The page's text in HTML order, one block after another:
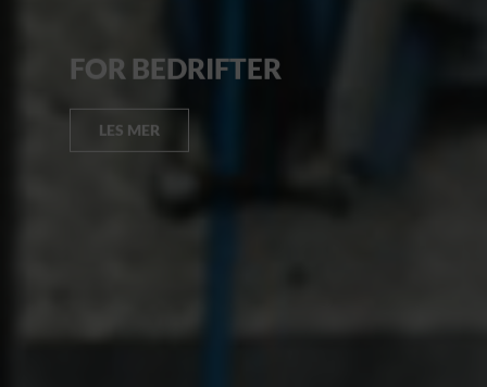
FOR BEDRIFTER
LES MER